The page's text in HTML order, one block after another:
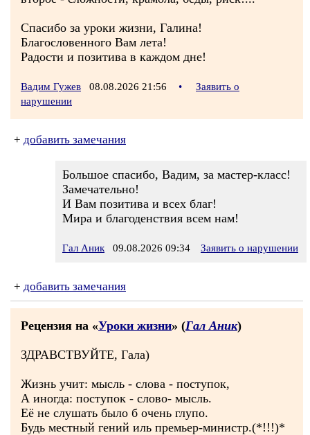
Спасибо за уроки жизни, Галина!
Благословенного Вам лета!
Радости и позитива в каждом дне!
Вадим Гужев 08.08.2026 21:56 •
Заявить о
нарушении
+ добавить замечания
Большое спасибо, Вадим, за мастер-класс!
Замечательно!
И Вам позитива и всех благ!
Мира и благоденствия всем нам!
Гал Аник 09.08.2026 09:34 Заявить о нарушении
+ добавить замечания
Рецензия на «Уроки жизни» (Гал Аник)
ЗДРАВСТВУЙТЕ, Гала)
Жизнь учит: мысль - слова - поступок,
А иногда: поступок - слово- мысль.
Её не слушать было б очень глупо.
Будь местный гений иль премьер-министр.(*!!!)*